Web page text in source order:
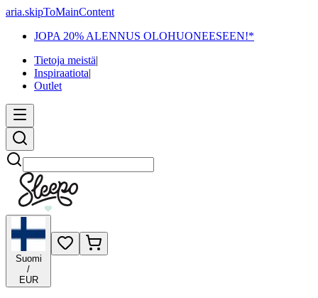
aria.skipToMainContent
JOPA 20% ALENNUS OLOHUONEESEEN!*
Tietoja meistä|
Inspiraatiota|
Outlet
Etsi
Suomi
/
EUR